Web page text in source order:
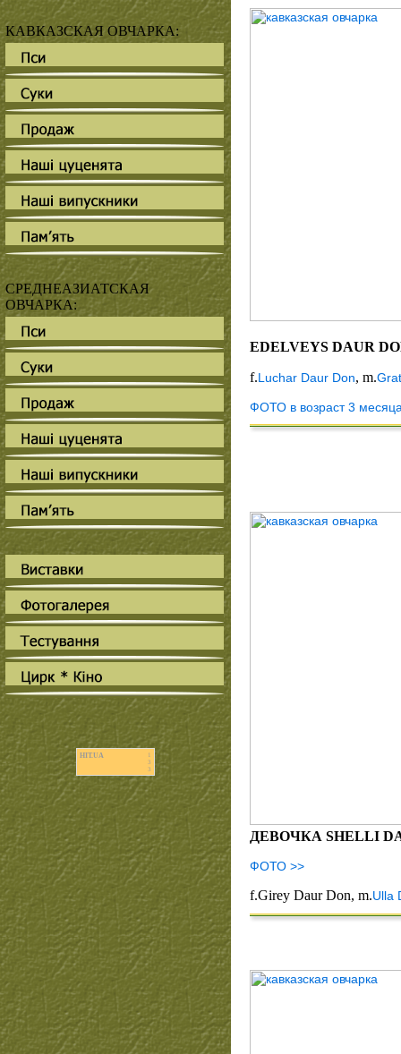
КАВКАЗСКАЯ ОВЧАРКА:
СРЕДНЕАЗИАТСКАЯ
ОВЧАРКА:
HIT.UA
1
3
3
EDELVEYS DAUR
f.Luchar Daur Don, m.
ФОТО в возраст 3
ДЕВОЧКА SHELLI
ФОТО >>
f.Girey Daur Don, m.Ulla